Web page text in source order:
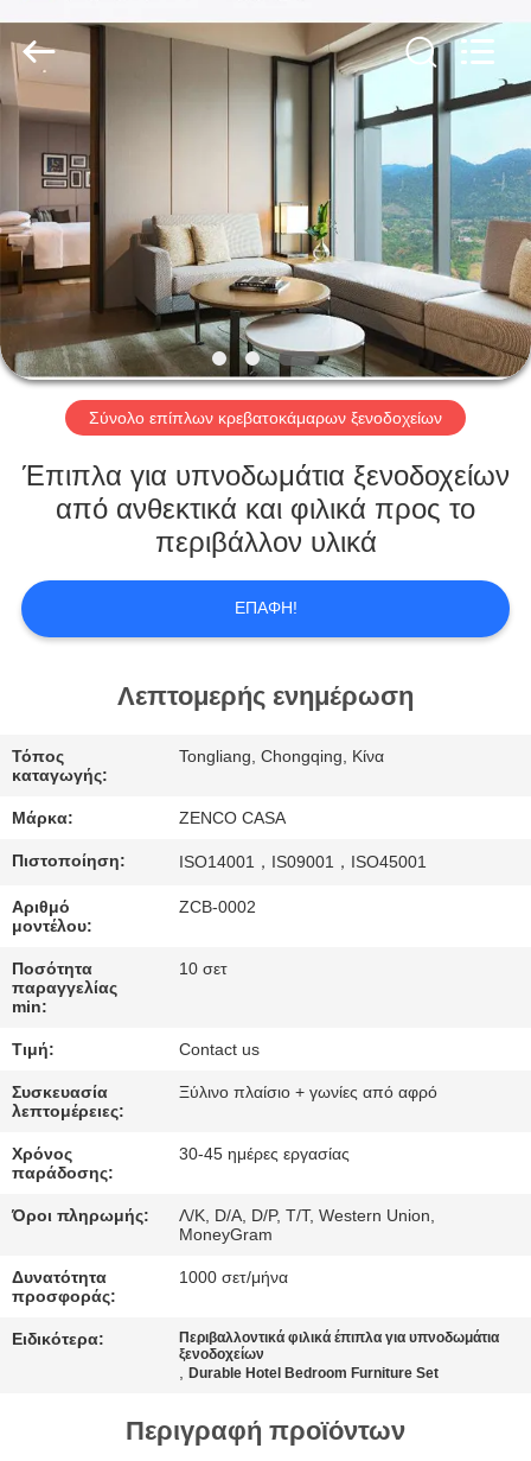
ΣΠΊΤΙ
ΠΡΟΪΌΝΤΑ
ΒΊΝΤΕΟ
ΕΜΦΆΝΙΣΗ
VR
ΣΧΕΤΙΚΆ
ΕΠΙΣΚΕΨΉ
ΠΟΙΌΤΗΤΑΣ
ΖΗΤΉΣΤΕ
ΠΡΟΣΦΟΡΆ
SITEMAP
ΠΟΛΙΤΙΚΉ
ΜΥΣΤΙΚΌΤΗΤΑΣ
All
Rights
Reserved.
Σύνολο επίπλων κρεβατοκάμαρων ξενοδοχείων
Έπιπλα για υπνοδωμάτια ξενοδοχείων
από ανθεκτικά και φιλικά προς το
περιβάλλον υλικά
ΕΠΑΦΉ!
Λεπτομερής ενημέρωση
Τόπος
καταγωγής:
Tongliang, Chongqing, Κίνα
Μάρκα: ZENCO CASA
Πιστοποίηση: ISO14001，IS09001，ISO45001
Αριθμό
μοντέλου:
ZCB-0002
Ποσότητα
παραγγελίας
min:
10 σετ
Τιμή: Contact us
Συσκευασία
λεπτομέρειες:
Ξύλινο πλαίσιο + γωνίες από αφρό
Χρόνος
παράδοσης:
30-45 ημέρες εργασίας
Όροι πληρωμής:
Λ/Κ, D/A, D/P, T/T, Western Union,
MoneyGram
Δυνατότητα
προσφοράς:
1000 σετ/μήνα
Ειδικότερα:
Περιβαλλοντικά φιλικά έπιπλα για υπνοδωμάτια
ξενοδοχείων
,Durable Hotel Bedroom Furniture Set
Περιγραφή προϊόντων